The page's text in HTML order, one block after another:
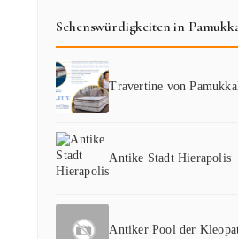
Sehenswürdigkeiten in
Travertine von
Antike Stadt Hierapolis
Antiker Pool der